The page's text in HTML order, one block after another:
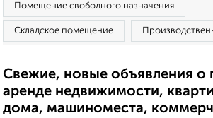
Помещение свободного назначения
Складское помещение
Свежие, новые объявления о
аренде недвижимости,
дома, машиноместа,